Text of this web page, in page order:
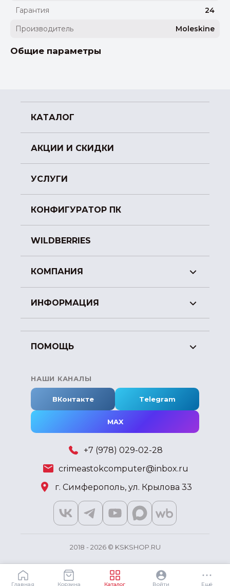
Главная Корзина Каталог Войти Ещё
Гарантия
24
Производитель
Moleskine
Общие параметры
КАТАЛОГ
АКЦИИ И СКИДКИ
УСЛУГИ
КОНФИГУРАТОР ПК
WILDBERRIES
КОМПАНИЯ
ИНФОРМАЦИЯ
ПОМОЩЬ
НАШИ КАНАЛЫ
ВКонтакте Telegram
MAX
+7 (978) 029-02-28
crimeastokcomputer@inbox.ru
г. Симферополь, ул. Крылова 33
2018 - 2026 © KSKSHOP.RU